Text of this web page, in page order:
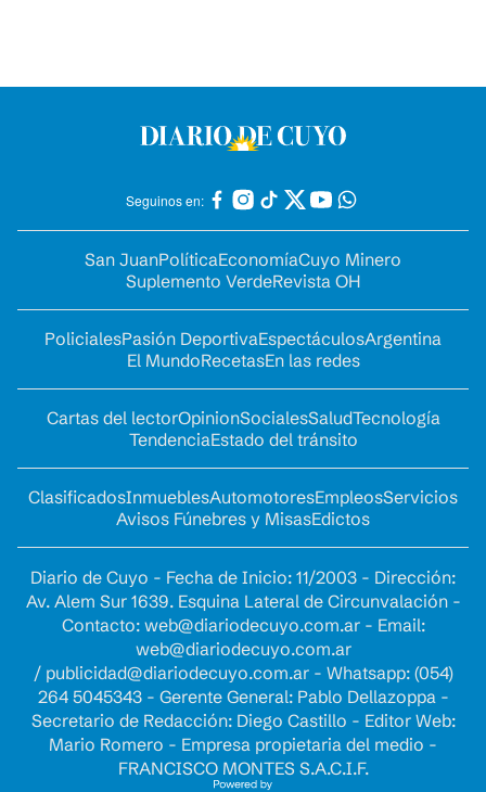
Seguinos en:
San JuanPolíticaEconomíaCuyo Minero
Suplemento VerdeRevista OH
PolicialesPasión DeportivaEspectáculosArgentina
El MundoRecetasEn las redes
Cartas del lectorOpinionSocialesSaludTecnología
TendenciaEstado del tránsito
ClasificadosInmueblesAutomotoresEmpleosServicios
Avisos Fúnebres y MisasEdictos
Diario de Cuyo - Fecha de Inicio: 11/2003 - Dirección:
Av. Alem Sur 1639. Esquina Lateral de Circunvalación -
Contacto: web@diariodecuyo.com.ar- Email:
web@diariodecuyo.com.ar
/ publicidad@diariodecuyo.com.ar- Whatsapp: (054)
264 5045343 - Gerente General: Pablo Dellazoppa -
Secretario de Redacción: Diego Castillo - Editor Web:
Mario Romero - Empresa propietaria del medio -
FRANCISCO MONTES S.A.C.I.F.